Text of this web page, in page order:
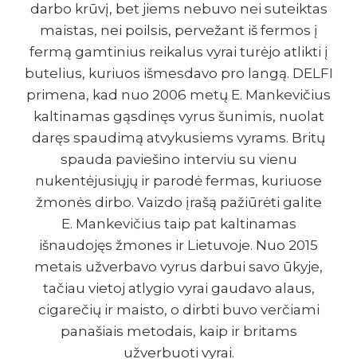
darbo krūvį, bet jiems nebuvo nei suteiktas
maistas, nei poilsis, pervežant iš fermos į
fermą gamtinius reikalus vyrai turėjo atlikti į
butelius, kuriuos išmesdavo pro langą. DELFI
primena, kad nuo 2006 metų E. Mankevičius
kaltinamas gąsdinęs vyrus šunimis, nuolat
daręs spaudimą atvykusiems vyrams. Britų
spauda paviešino interviu su vienu
nukentėjusiųjų ir parodė fermas, kuriuose
žmonės dirbo. Vaizdo įrašą pažiūrėti galite
E. Mankevičius taip pat kaltinamas
išnaudojęs žmones ir Lietuvoje. Nuo 2015
metais užverbavo vyrus darbui savo ūkyje,
tačiau vietoj atlygio vyrai gaudavo alaus,
cigarečių ir maisto, o dirbti buvo verčiami
panašiais metodais, kaip ir britams
užverbuoti vyrai.